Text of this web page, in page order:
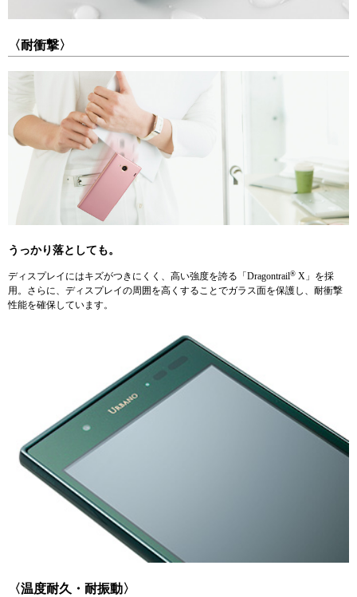
〈耐衝撃〉
うっかり落としても。
ディスプレイにはキズがつきにくく、高い強度を誇る「Dragontrail® X」を採
用。さらに、ディスプレイの周囲を高くすることでガラス面を保護し、耐衝撃
性能を確保しています。
〈温度耐久・耐振動〉